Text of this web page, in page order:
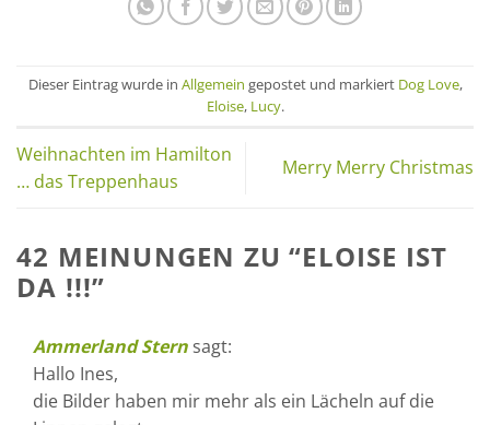
Dieser Eintrag wurde in Allgemein gepostet und markiert Dog Love,
Eloise, Lucy.
Weihnachten im Hamilton
… das Treppenhaus
Merry Merry Christmas
42 MEINUNGEN ZU “ELOISE IST
DA !!!”
Ammerland Stern sagt:
Hallo Ines,
die Bilder haben mir mehr als ein Lächeln auf die